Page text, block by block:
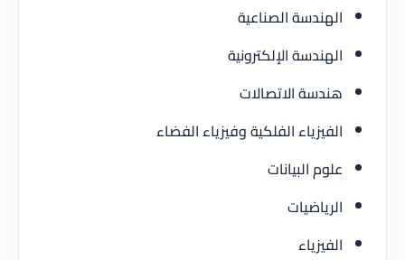
الهندسة الصناعية
الهندسة الإلكترونية
هندسة الاتصالات
الفيزياء الفلكية وفيزياء الفضاء
علوم البيانات
الرياضيات
الفيزياء